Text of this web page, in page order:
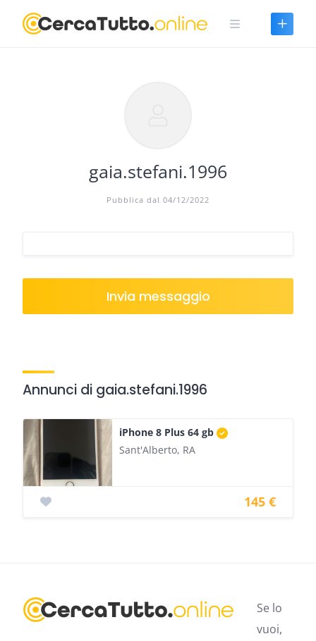
gaia.stefani.1996
Pubblica dal 04/12/2022
Invia messaggio
Annunci di gaia.stefani.1996
iPhone 8 Plus 64 gb
Sant'Alberto, RA
145 €
Se lo
vuoi,